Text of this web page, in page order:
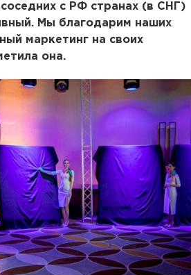
с РФ странах (в СНГ)
Мы благодарим наших
маркетинг на своих
она.